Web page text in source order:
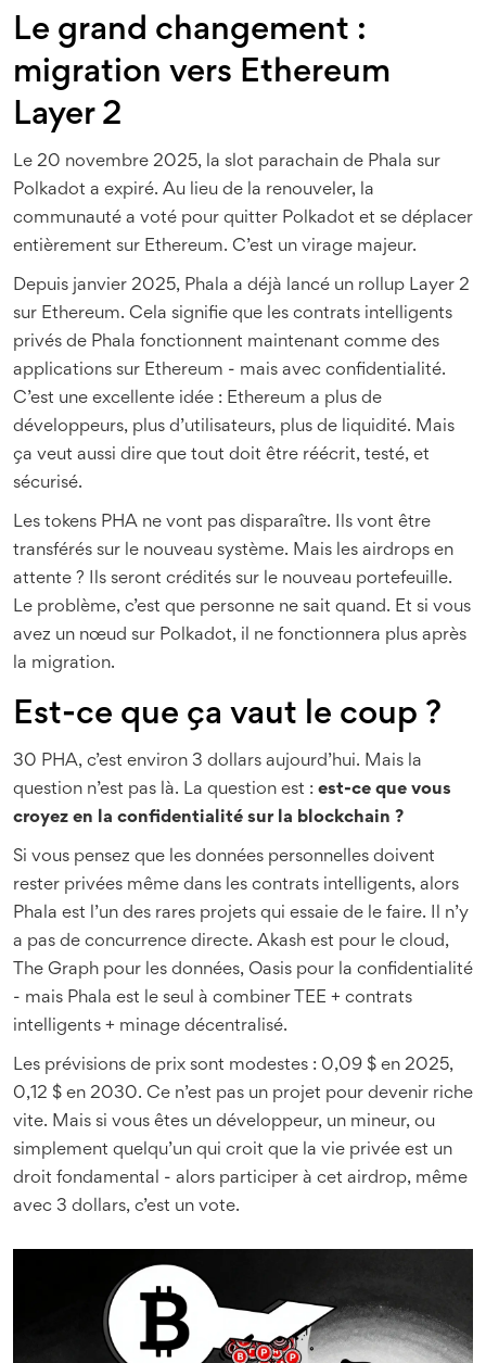
Le grand changement :
migration vers Ethereum
Layer 2
Le 20 novembre 2025, la slot parachain de Phala sur
Polkadot a expiré. Au lieu de la renouveler, la
communauté a voté pour quitter Polkadot et se déplacer
entièrement sur Ethereum. C’est un virage majeur.
Depuis janvier 2025, Phala a déjà lancé un rollup Layer 2
sur Ethereum. Cela signifie que les contrats intelligents
privés de Phala fonctionnent maintenant comme des
applications sur Ethereum - mais avec confidentialité.
C’est une excellente idée : Ethereum a plus de
développeurs, plus d’utilisateurs, plus de liquidité. Mais
ça veut aussi dire que tout doit être réécrit, testé, et
sécurisé.
Les tokens PHA ne vont pas disparaître. Ils vont être
transférés sur le nouveau système. Mais les airdrops en
attente ? Ils seront crédités sur le nouveau portefeuille.
Le problème, c’est que personne ne sait quand. Et si vous
avez un nœud sur Polkadot, il ne fonctionnera plus après
la migration.
Est-ce que ça vaut le coup ?
30 PHA, c’est environ 3 dollars aujourd’hui. Mais la
question n’est pas là. La question est : est-ce que vous
croyez en la confidentialité sur la blockchain ?
Si vous pensez que les données personnelles doivent
rester privées même dans les contrats intelligents, alors
Phala est l’un des rares projets qui essaie de le faire. Il n’y
a pas de concurrence directe. Akash est pour le cloud,
The Graph pour les données, Oasis pour la confidentialité
- mais Phala est le seul à combiner TEE + contrats
intelligents + minage décentralisé.
Les prévisions de prix sont modestes : 0,09 $ en 2025,
0,12 $ en 2030. Ce n’est pas un projet pour devenir riche
vite. Mais si vous êtes un développeur, un mineur, ou
simplement quelqu’un qui croit que la vie privée est un
droit fondamental - alors participer à cet airdrop, même
avec 3 dollars, c’est un vote.